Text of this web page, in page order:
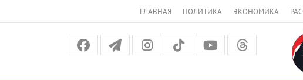
ГЛАВНАЯ ПОЛИТИКА ЭКОНОМИКА